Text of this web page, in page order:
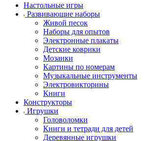
Настольные игры
Развивающие наборы
Живой песок
Наборы для опытов
Электронные плакаты
Детские коврики
Мозаики
Картины по номерам
Музыкальные инструменты
Электровикторины
Книги
Конструкторы
Игрушки
Головоломки
Книги и тетради для детей
Деревянные игрушки